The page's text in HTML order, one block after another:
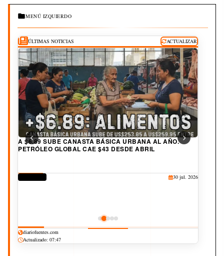
MENÚ IZQUIERDO
ÚLTIMAS NOTICIAS ACTUALIZAR
A $6.89 SUBE CANASTA BÁSICA URBANA AL AÑO.
PETRÓLEO GLOBAL CAE $43 DESDE ABRIL
DERECHOS
30 jul. 2026
diariofuentes.com
Actualizado: 07:47